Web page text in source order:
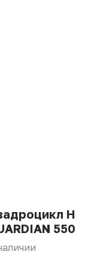
550 L